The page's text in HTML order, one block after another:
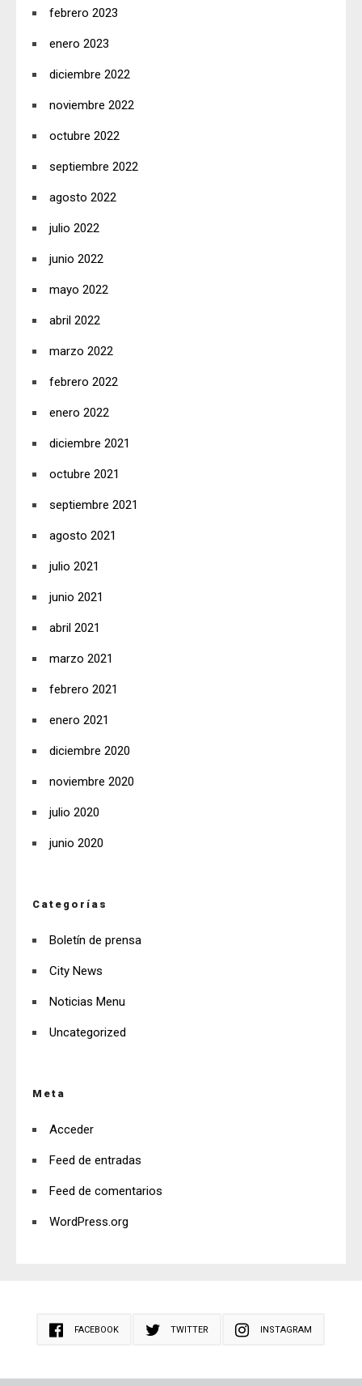
febrero 2023
enero 2023
diciembre 2022
noviembre 2022
octubre 2022
septiembre 2022
agosto 2022
julio 2022
junio 2022
mayo 2022
abril 2022
marzo 2022
febrero 2022
enero 2022
diciembre 2021
octubre 2021
septiembre 2021
agosto 2021
julio 2021
junio 2021
abril 2021
marzo 2021
febrero 2021
enero 2021
diciembre 2020
noviembre 2020
julio 2020
junio 2020
Categorías
Boletín de prensa
City News
Noticias Menu
Uncategorized
Meta
Acceder
Feed de entradas
Feed de comentarios
WordPress.org
FACEBOOK TWITTER INSTAGRAM